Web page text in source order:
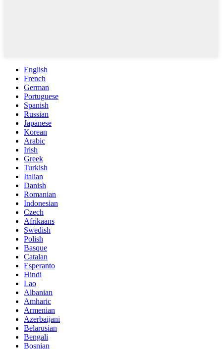
English
French
German
Portuguese
Spanish
Russian
Japanese
Korean
Arabic
Irish
Greek
Turkish
Italian
Danish
Romanian
Indonesian
Czech
Afrikaans
Swedish
Polish
Basque
Catalan
Esperanto
Hindi
Lao
Albanian
Amharic
Armenian
Azerbaijani
Belarusian
Bengali
Bosnian